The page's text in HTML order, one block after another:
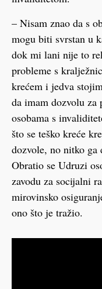
– Nisam znao da s
mogu biti svrstan u
dok mi lani nije to
probleme s
krećem i jedva
da imam dozvolu za
osobama s
što se teško kreće
dozvole, no nitko ga
Obratio se Udruzi
zavodu za socijalni
mirovinsko
ono što je tražio.